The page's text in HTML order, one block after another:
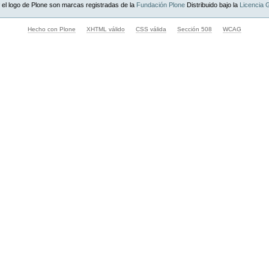
logo de Plone son marcas registradas de la Fundación PloneDistribuido bajo la Licencia
Hecho con Plone XHTML válido CSS válida Sección 508 WCAG